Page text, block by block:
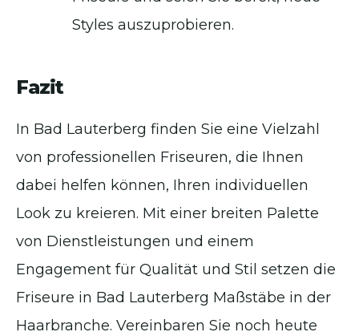
Styles auszuprobieren.
Fazit
In Bad Lauterberg finden Sie eine Vielzahl
von professionellen Friseuren, die Ihnen
dabei helfen können, Ihren individuellen
Look zu kreieren. Mit einer breiten Palette
von Dienstleistungen und einem
Engagement für Qualität und Stil setzen die
Friseure in Bad Lauterberg Maßstäbe in der
Haarbranche. Vereinbaren Sie noch heute